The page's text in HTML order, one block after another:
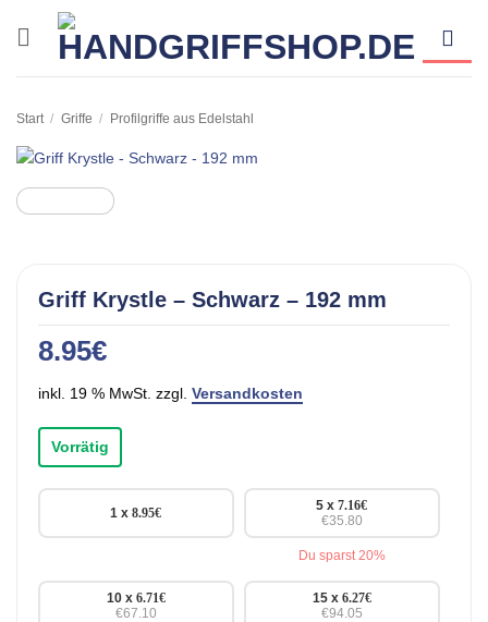
Start / Griffe / Profilgriffe aus Edelstahl
Griff Krystle – Schwarz – 192 mm
8.95€
inkl. 19 % MwSt. zzgl. Versandkosten
Vorrätig
1 x8.95€
5 x7.16€
€35.80
Du sparst 20%
10 x 6.71€
€67.10
15 x 6.27€
€94.05